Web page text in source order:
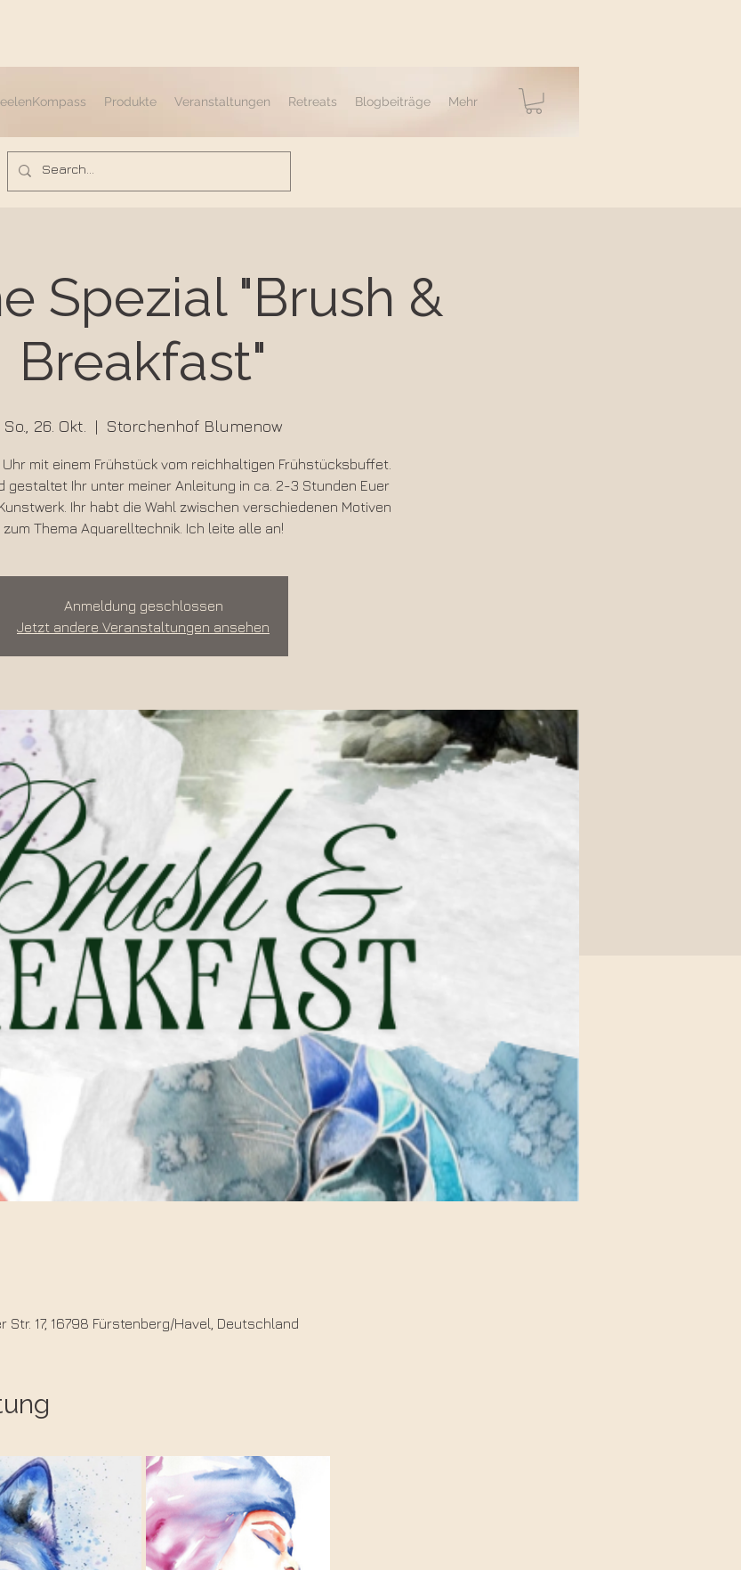
Produkte Veranstaltungen Retreats Blogbeiträge Mehr
Spezial "Brush &
Breakfast"
So., 26. Okt.
  |
Storchenhof Blumenow
mit einem Frühstück vom reichhaltigen Frühstücksbuffet.
gestaltet Ihr unter meiner Anleitung in ca. 2-3 Stunden Euer
Ihr habt die Wahl zwischen verschiedenen Motiven
zum Thema Aquarelltechnik. Ich leite alle an!
Anmeldung geschlossen
Jetzt andere Veranstaltungen ansehen
17, 16798 Fürstenberg/Havel, Deutschland